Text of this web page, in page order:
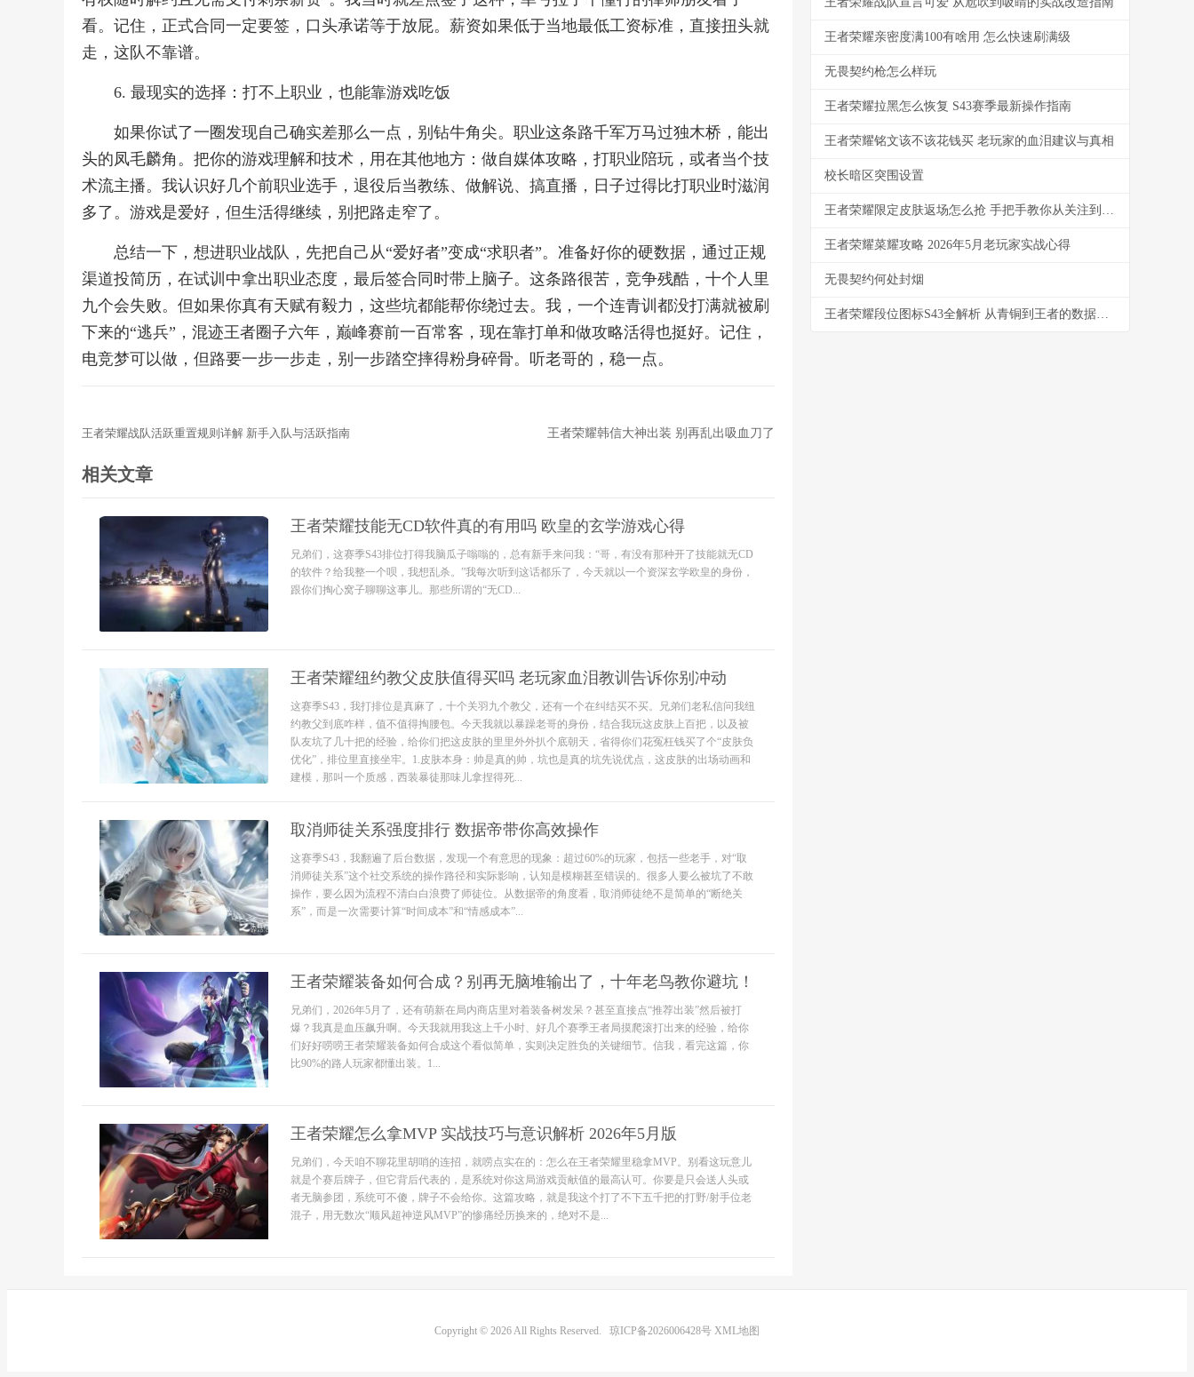
看。记住，正式合同一定要签，口头承诺等于放屁。薪资如果低于当地最低工资标准，直接扭头就
走，这队不靠谱。
6. 最现实的选择：打不上职业，也能靠游戏吃饭
如果你试了一圈发现自己确实差那么一点，别钻牛角尖。职业这条路千军万马过独木桥，能出
头的凤毛麟角。把你的游戏理解和技术，用在其他地方：做自媒体攻略，打职业陪玩，或者当个技
术流主播。我认识好几个前职业选手，退役后当教练、做解说、搞直播，日子过得比打职业时滋润
多了。游戏是爱好，但生活得继续，别把路走窄了。
总结一下，想进职业战队，先把自己从“爱好者”变成“求职者”。准备好你的硬数据，通过正规
渠道投简历，在试训中拿出职业态度，最后签合同时带上脑子。这条路很苦，竞争残酷，十个人里
九个会失败。但如果你真有天赋有毅力，这些坑都能帮你绕过去。我，一个连青训都没打满就被刷
下来的“逃兵”，混迹王者圈子六年，巅峰赛前一百常客，现在靠打单和做攻略活得也挺好。记住，
电竞梦可以做，但路要一步一步走，别一步踏空摔得粉身碎骨。听老哥的，稳一点。
王者荣耀战队活跃重置规则详解 新手入队与活跃指南 王者荣耀韩信大神出装 别再乱出吸血刀了
相关文章
王者荣耀技能无CD软件真的有用吗 欧皇的玄学游戏心得
兄弟们，这赛季S43排位打得我脑瓜子嗡嗡的，总有新手来问我：“哥，有没有那种开了技能就无CD
的软件？给我整一个呗，我想乱杀。”我每次听到这话都乐了，今天就以一个资深玄学欧皇的身份，
跟你们掏心窝子聊聊这事儿。那些所谓的“无CD...
王者荣耀纽约教父皮肤值得买吗 老玩家血泪教训告诉你别冲动
这赛季S43，我打排位是真麻了，十个关羽九个教父，还有一个在纠结买不买。兄弟们老私信问我纽
约教父到底咋样，值不值得掏腰包。今天我就以暴躁老哥的身份，结合我玩这皮肤上百把，以及被
队友坑了几十把的经验，给你们把这皮肤的里里外外扒个底朝天，省得你们花冤枉钱买了个“皮肤负
优化”，排位里直接坐牢。1.皮肤本身：帅是真的帅，坑也是真的坑先说优点，这皮肤的出场动画和
建模，那叫一个质感，西装暴徒那味儿拿捏得死...
取消师徒关系强度排行 数据帝带你高效操作
这赛季S43，我翻遍了后台数据，发现一个有意思的现象：超过60%的玩家，包括一些老手，对“取
消师徒关系”这个社交系统的操作路径和实际影响，认知是模糊甚至错误的。很多人要么被坑了不敢
操作，要么因为流程不清白白浪费了师徒位。从数据帝的角度看，取消师徒绝不是简单的“断绝关
系”，而是一次需要计算“时间成本”和“情感成本”...
王者荣耀装备如何合成？别再无脑堆输出了，十年老鸟教你避坑！
兄弟们，2026年5月了，还有萌新在局内商店里对着装备树发呆？甚至直接点“推荐出装”然后被打
爆？我真是血压飙升啊。今天我就用我这上千小时、好几个赛季王者局摸爬滚打出来的经验，给你
们好好唠唠王者荣耀装备如何合成这个看似简单，实则决定胜负的关键细节。信我，看完这篇，你
比90%的路人玩家都懂出装。1...
王者荣耀怎么拿MVP 实战技巧与意识解析 2026年5月版
兄弟们，今天咱不聊花里胡哨的连招，就唠点实在的：怎么在王者荣耀里稳拿MVP。别看这玩意儿
就是个赛后牌子，但它背后代表的，是系统对你这局游戏贡献值的最高认可。你要是只会送人头或
者无脑参团，系统可不傻，牌子不会给你。这篇攻略，就是我这个打了不下五千把的打野/射手位老
混子，用无数次“顺风超神逆风MVP”的惨痛经历换来的，绝对不是...
王者荣耀亲密度满100有啥用 怎么快速刷满级
无畏契约枪怎么样玩
王者荣耀拉黑怎么恢复 S43赛季最新操作指南
王者荣耀铭文该不该花钱买 老玩家的血泪建议与真相
校长暗区突围设置
王者荣耀限定皮肤返场怎么抢 手把手教你从关注到入手
王者荣耀菜耀攻略 2026年5月老玩家实战心得
无畏契约何处封烟
王者荣耀段位图标S43全解析 从青铜到王者的数据与实战洞察
Copyright © 2026 All Rights Reserved. 琼ICP备2026006428号 XML地图